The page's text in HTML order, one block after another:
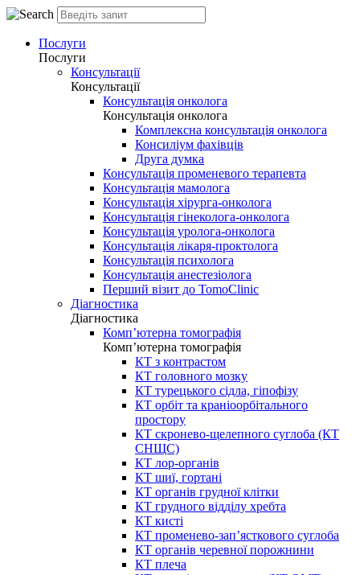
Послуги
Послуги
Консультації
Консультації
Консультація онколога
Консультація онколога
Комплексна консультація онколога
Консиліум фахівців
Друга думка
Консультація променевого терапевта
Консультація мамолога
Консультація хірурга-онколога
Консультація гінеколога-онколога
Консультація уролога-онколога
Консультація лікаря-проктолога
Консультація психолога
Консультація анестезіолога
Перший візит до TomoClinic
Діагностика
Діагностика
Комп’ютерна томографія
Комп’ютерна томографія
КТ з контрастом
КТ головного мозку
КТ турецького сідла, гіпофізу
КТ орбіт та краніоорбітального
простору
КТ скронево-щелепного суглоба (КТ
СНЩС)
КТ лор-органів
КТ шиї, гортані
КТ органів грудної клітки
КТ грудного відділу хребта
КТ кисті
КТ променево-зап’ясткового суглоба
КТ органів черевної порожнини
КТ плеча